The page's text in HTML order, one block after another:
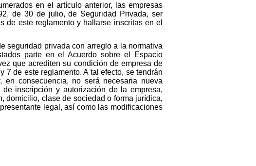
en el artículo anterior, las empresas
de 30 de julio, de Seguridad Privada, ser
de este reglamento y hallarse inscritas en el
seguridad privada con arreglo a la normativa
parte en el Acuerdo sobre el Espacio
que acrediten su condición de empresa de
de este reglamento. A tal efecto, se tendrán
consecuencia, no será necesaria nueva
inscripción y autorización de la empresa,
domicilio, clase de sociedad o forma jurídica,
legal, así como las modificaciones